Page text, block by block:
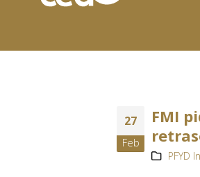
27
Feb
FMI
PFYD